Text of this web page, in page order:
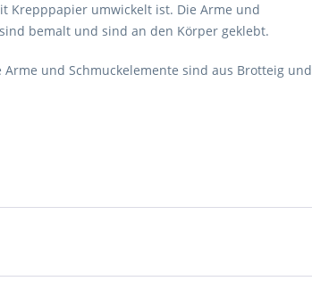
Krepppapier umwickelt ist. Die Arme und
bemalt und sind an den Körper geklebt.
und Schmuckelemente sind aus Brotteig und